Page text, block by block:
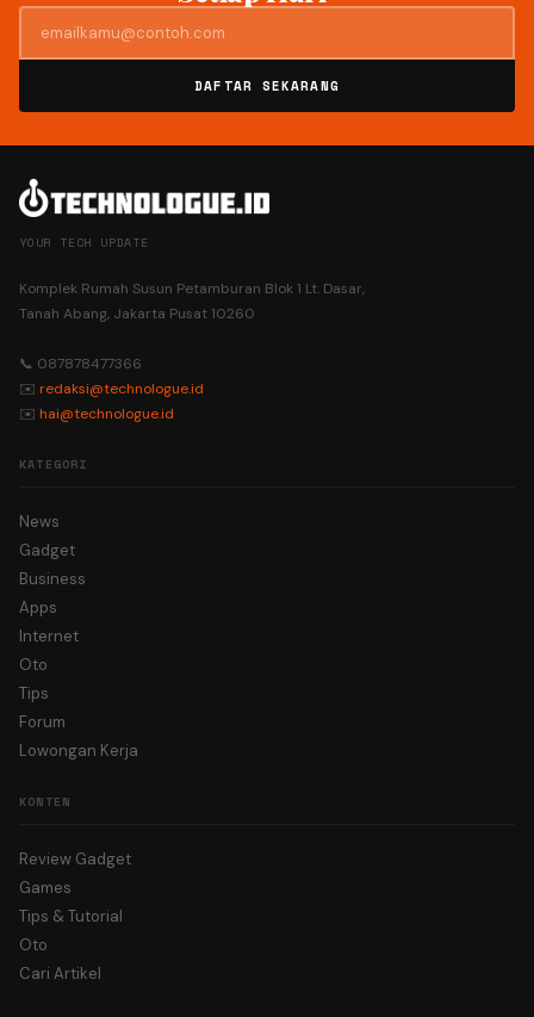
DAFTAR SEKARANG
YOUR TECH UPDATE
Komplek Rumah Susun Petamburan Blok 1 Lt. Dasar,
Tanah Abang, Jakarta Pusat 10260
📞 087878477366
✉️ redaksi@technologue.id
✉️ hai@technologue.id
KATEGORI
News
Gadget
Business
Apps
Internet
Oto
Tips
Forum
Lowongan Kerja
KONTEN
Review Gadget
Games
Tips & Tutorial
Oto
Cari Artikel